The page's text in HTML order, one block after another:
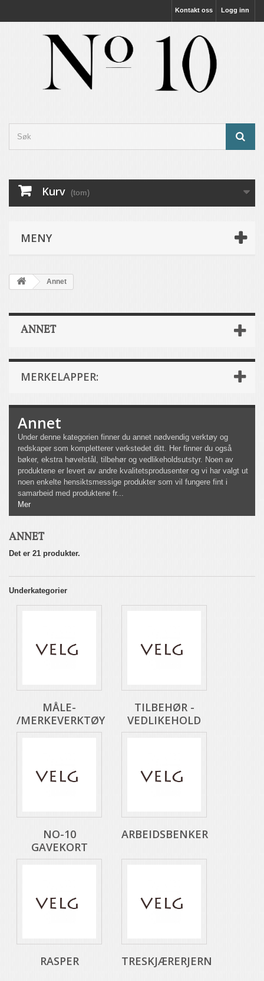
Logg inn
Kontakt oss
Kurv (tom)
MENY
Annet
ANNET
MERKELAPPER:
Annet
Under denne kategorien finner du annet nødvendig verktøy og
redskaper som kompletterer verkstedet ditt. Her finner du også
bøker, ekstra høvelstål, tilbehør og vedlikeholdsutstyr. Noen av
produktene er levert av andre kvalitetsprodusenter og vi har valgt ut
noen enkelte hensiktsmessige produkter som vil fungere fint i
samarbeid med produktene fr...
Mer
ANNET
Det er 21 produkter.
Underkategorier
MÅLE-
/MERKEVERKTØY
TILBEHØR -
VEDLIKEHOLD
NO-10
GAVEKORT
ARBEIDSBENKER
RASPER TRESKJÆRERJERN